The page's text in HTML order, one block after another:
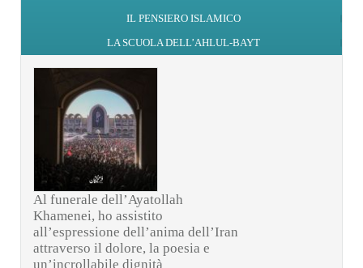
IL PENSIERO ISLAMICO
LA SCUOLA DELL’AHLUL-BAYT
Al funerale dell’Ayatollah
Khamenei, ho assistito
all’espressione dell’anima dell’Iran
attraverso il dolore, la poesia e
un’incrollabile dignità